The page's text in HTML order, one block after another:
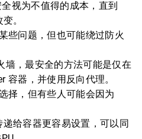
视为不值得的成本，直到
。
些问题，但也可能绕过防火
墙，最安全的方法可能是仅在
容器，并使用反向代理。
择，但有些人可能会因为
递给容器更容易设置，可以同